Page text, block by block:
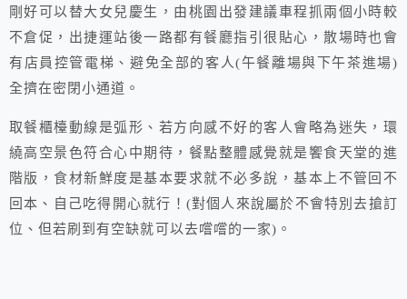
剛好可以替大女兒慶生，由桃園出發建議車程抓兩個小時較
不倉促，出捷運站後一路都有餐廳指引很貼心，散場時也會
有店員控管電梯、避免全部的客人(午餐離場與下午茶進場)
全擠在密閉小通道。
取餐櫃檯動線是弧形、若方向感不好的客人會略為迷失，環
繞高空景色符合心中期待，餐點整體感覺就是饗食天堂的進
階版，食材新鮮度是基本要求就不必多說，基本上不管回不
回本、自己吃得開心就行！(對個人來說屬於不會特別去搶訂
位、但若刷到有空缺就可以去嚐嚐的一家)。